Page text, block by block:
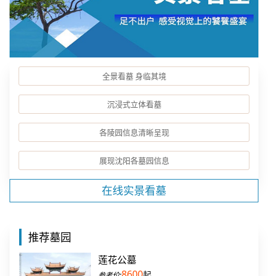
全景看墓 身临其境
沉浸式立体看墓
各陵园信息清晰呈现
展现沈阳各墓园信息
在线实景看墓
推荐墓园
莲花公墓